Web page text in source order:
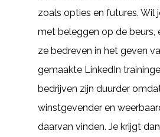
zoals opties en futures. Wil
met beleggen op de beurs,
ze bedreven in het geven
gemaakte LinkedIn
bedrijven zijn duurder
winstgevender en
daarvan vinden. Je krijgt